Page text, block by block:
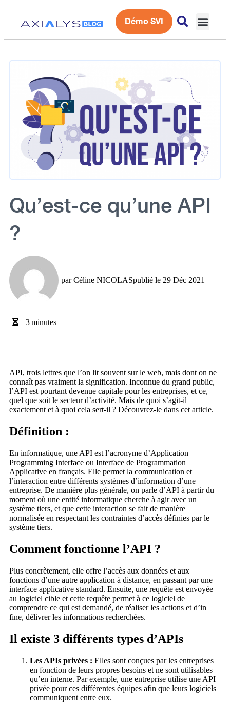
Démo SVI
Qu’est-ce qu’une API
?
parCéline NICOLASpublié le 29 Déc 2021
3minutes
API, trois lettres que l’on lit souvent sur le web, mais dont on ne
connaît pas vraiment la signification. Inconnue du grand public,
l’API est pourtant devenue capitale pour les entreprises, et ce,
quel que soit le secteur d’activité. Mais de quoi s’agit-il
exactement et à quoi cela sert-il ? Découvrez-le dans cet article.
Définition :
En informatique, une API est l’acronyme d’Application
Programming Interface ou Interface de Programmation
Applicative en français. Elle permet la communication et
l’interaction entre différents systèmes d’information d’une
entreprise. De manière plus générale, on parle d’API à partir du
moment où une entité informatique cherche à agir avec un
système tiers, et que cette interaction se fait de manière
normalisée en respectant les contraintes d’accès définies par le
système tiers.
Comment fonctionne l’API ?
Plus concrètement, elle offre l’accès aux données et aux
fonctions d’une autre application à distance, en passant par une
interface applicative standard. Ensuite, une requête est envoyée
au logiciel cible et cette requête permet à ce logiciel de
comprendre ce qui est demandé, de réaliser les actions et d’in
fine, délivrer les informations recherchées.
Il existe 3 différents types d’APIs
Les APIs privées : Elles sont conçues par les entreprises
en fonction de leurs propres besoins et ne sont utilisables
qu’en interne. Par exemple, une entreprise utilise une API
privée pour ces différentes équipes afin que leurs logiciels
communiquent entre eux.